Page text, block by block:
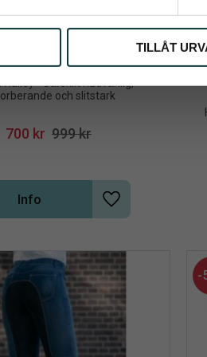
TILLÅT
Hailey
Hailey - Särskilt hudvänlig,
och slitstark
700 kr 999kr
Lägg till i
Info